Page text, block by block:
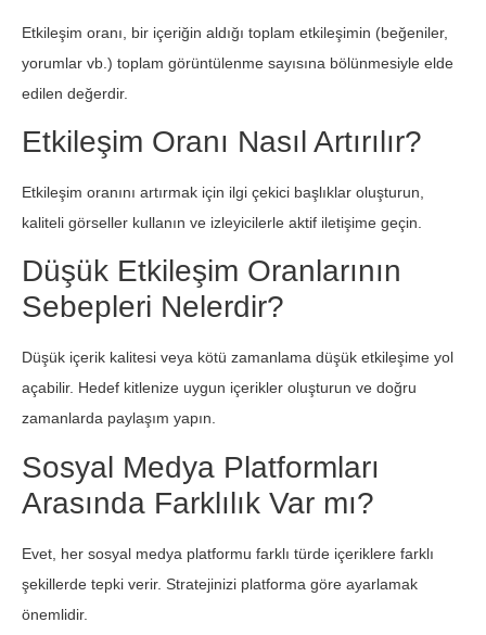
Etkileşim oranı, bir içeriğin aldığı toplam etkileşimin (beğeniler,
yorumlar vb.) toplam görüntülenme sayısına bölünmesiyle elde
edilen değerdir.
Etkileşim Oranı Nasıl Artırılır?
Etkileşim oranını artırmak için ilgi çekici başlıklar oluşturun,
kaliteli görseller kullanın ve izleyicilerle aktif iletişime geçin.
Düşük Etkileşim Oranlarının
Sebepleri Nelerdir?
Düşük içerik kalitesi veya kötü zamanlama düşük etkileşime yol
açabilir. Hedef kitlenize uygun içerikler oluşturun ve doğru
zamanlarda paylaşım yapın.
Sosyal Medya Platformları
Arasında Farklılık Var mı?
Evet, her sosyal medya platformu farklı türde içeriklere farklı
şekillerde tepki verir. Stratejinizi platforma göre ayarlamak
önemlidir.